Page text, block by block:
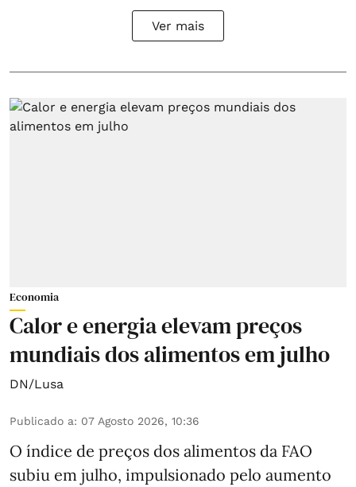
Ver mais
Economia
Calor e energia elevam preços
mundiais dos alimentos em julho
DN/Lusa
Publicado a: 07 Agosto 2026, 10:36
O índice de preços dos alimentos da FAO
subiu em julho, impulsionado pelo aumento